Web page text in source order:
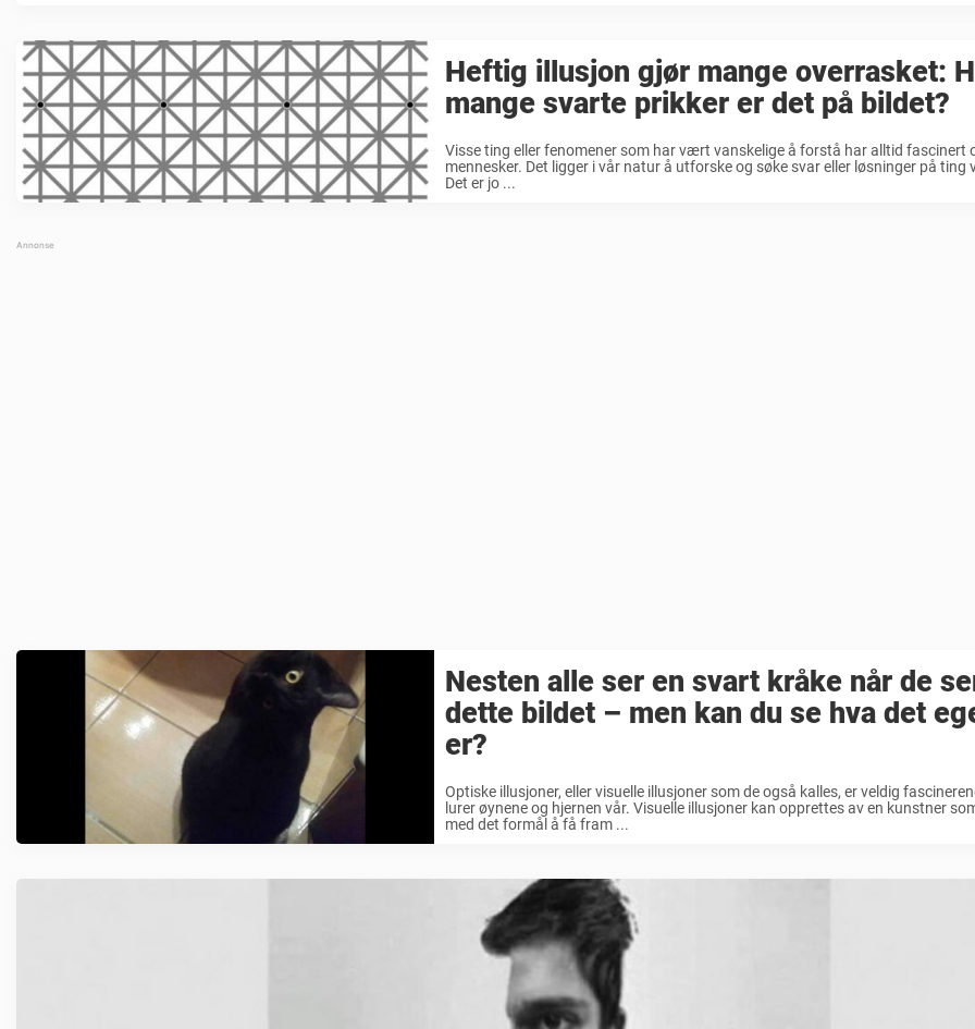
Heftig illusjon gjør mange overrasket:
mange svarte prikker er det på bildet?
Visse ting eller fenomener som har vært vanskelige å forstå har alltid fascinert
mennesker. Det ligger i vår natur å utforske og søke svar eller løsninger på ting
Det er jo ...
Nesten alle ser en svart kråke når de
dette bildet – men kan du se hva det
er?
Optiske illusjoner, eller visuelle illusjoner som de også kalles, er veldig
lurer øynene og hjernen vår. Visuelle illusjoner kan opprettes av en kunstner
med det formål å få fram ...